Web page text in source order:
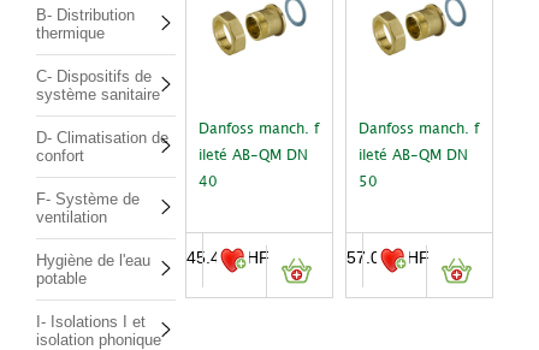
B- Distribution
thermique
C- Dispositifs de
système sanitaire
D- Climatisation de
confort
F- Système de
ventilation
Hygiène de l'eau
potable
I- Isolations I et
isolation phonique
Danfoss manch. f
ileté AB-QM DN
40
45.40CHF
Danfoss manch. f
ileté AB-QM DN
50
57.00CHF